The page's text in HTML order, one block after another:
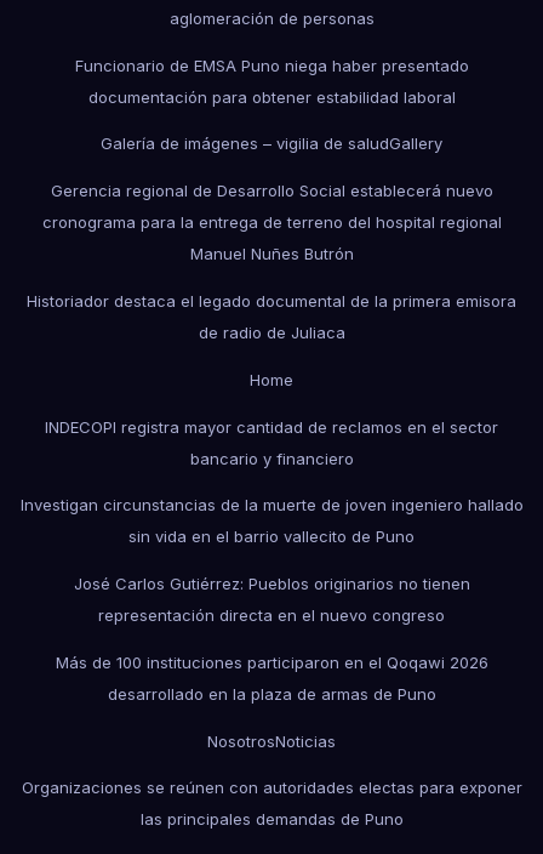
aglomeración de personas
Funcionario de EMSA Puno niega haber presentado
documentación para obtener estabilidad laboral
Galería de imágenes – vigilia de saludGallery
Gerencia regional de Desarrollo Social establecerá nuevo
cronograma para la entrega de terreno del hospital regional
Manuel Nuñes Butrón
Historiador destaca el legado documental de la primera emisora
de radio de Juliaca
Home
INDECOPI registra mayor cantidad de reclamos en el sector
bancario y financiero
Investigan circunstancias de la muerte de joven ingeniero hallado
sin vida en el barrio vallecito de Puno
José Carlos Gutiérrez: Pueblos originarios no tienen
representación directa en el nuevo congreso
Más de 100 instituciones participaron en el Qoqawi 2026
desarrollado en la plaza de armas de Puno
NosotrosNoticias
Organizaciones se reúnen con autoridades electas para exponer
las principales demandas de Puno